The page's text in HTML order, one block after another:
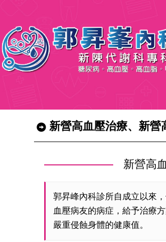
新營高血壓治療、新營
新營高
郭昇峰內科診所自成立以來
血壓病友的病症，給予治療
嚴重侵蝕身體的健康值。